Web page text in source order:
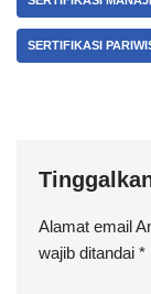
SERTIFIKASI
Alamat email
wajib ditandai *